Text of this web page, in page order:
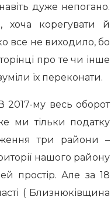
дуже непогано.
корегувати й
все не виходило, бо
про те чи інше
їх переконати.
2017-му весь оборот
ми тільки податку
три райони –
нашого району
простір. Але за 18
( Близнюківщина